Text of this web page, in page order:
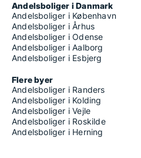
Andelsboliger i Danmark
Andelsboliger i København
Andelsboliger i Århus
Andelsboliger i Odense
Andelsboliger i Aalborg
Andelsboliger i Esbjerg
Flere byer
Andelsboliger i Randers
Andelsboliger i Kolding
Andelsboliger i Vejle
Andelsboliger i Roskilde
Andelsboliger i Herning